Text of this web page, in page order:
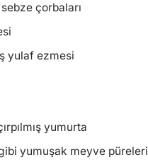
çorbaları
yulaf ezmesi
yumurta
yumuşak meyve püreleri